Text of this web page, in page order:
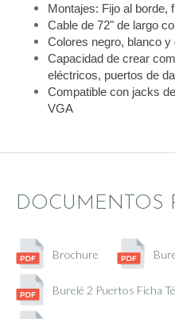
Montajes: Fijo al borde,
Cable de 72" de largo
Colores negro, blanco y
Capacidad de crear
eléctricos, puertos de
Compatible con jacks
VGA
DOCUMENTOS
Brochure
Burelé 2 Puertos Ficha